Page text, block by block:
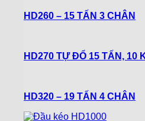
HD260 – 15 TẤN 3 CHÂN
HD270 TỰ ĐỔ 15 TẤN, 10
HD320 – 19 TẤN 4 CHÂN